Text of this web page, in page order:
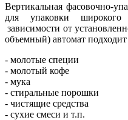
Вертикальная фасовочно-
для упаковки
зависимости от
объемный) автомат
- молотые специи
- молотый кофе
- мука
- стиральные порошки
- чистящие средства
- сухие смеси и т.п.